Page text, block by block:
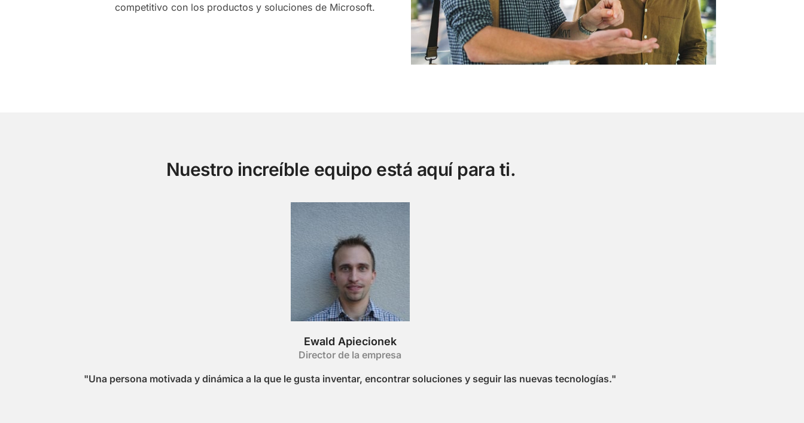
competitivo con los productos y soluciones de Microsoft.
Nuestro increíble equipo está aquí para ti.
Ewald Apiecionek
Director de la empresa
"Una persona motivada y dinámica a la que le gusta inventar, encontrar soluciones y seguir las nuevas tecnologías."